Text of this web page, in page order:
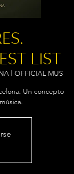
List
l OFFICIAL MUS
Un concepto